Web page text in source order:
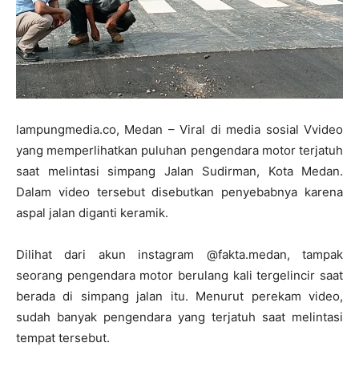
lampungmedia.co, Medan – Viral di media sosial Vvideo
yang memperlihatkan puluhan pengendara motor terjatuh
saat melintasi simpang Jalan Sudirman, Kota Medan.
Dalam video tersebut disebutkan penyebabnya karena
aspal jalan diganti keramik.
Dilihat dari akun instagram @fakta.medan, tampak
seorang pengendara motor berulang kali tergelincir saat
berada di simpang jalan itu. Menurut perekam video,
sudah banyak pengendara yang terjatuh saat melintasi
tempat tersebut.